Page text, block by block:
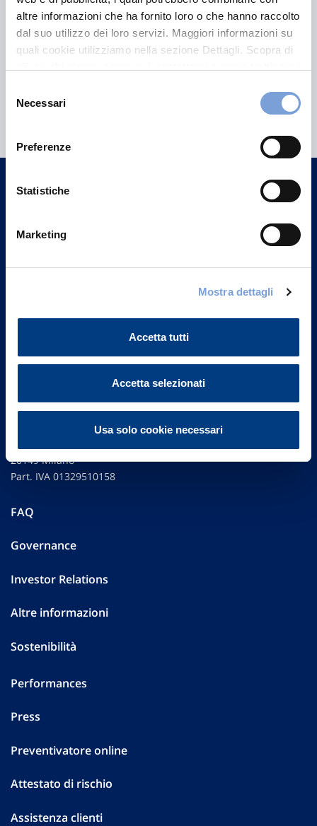
altre informazioni che ha fornito loro o che hanno raccolto
dal suo utilizzo dei loro servizi. Maggiori informazioni su
quali cookie utilizziamo nella sezione Dettagli. Scopra di
può trovare nel footer del sito nella sezione "Informativa
delNecessari
Preferenze
Statistiche
Marketing
Mostra dettagli
Accetta tutti
Accetta selezionati
Usa solo cookie necessari
Hai bisogno di
Trova l'Agenzia più vicina a te e parla con
Vittoria Assicurazioni S.p.A.
20149 Milano
Part. IVA 01329510158
FAQ
Governance
Investor Relations
Altre informazioni
Sostenibilità
Performances
Press
Preventivatore online
Attestato di rischio
Assistenza clienti